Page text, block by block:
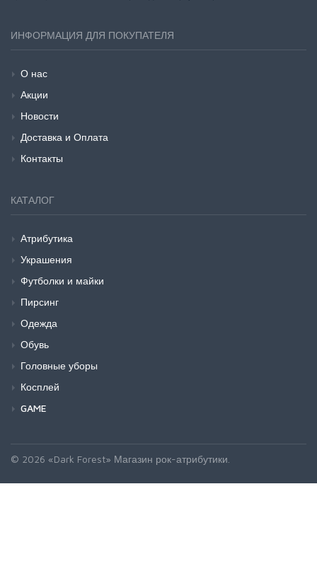
ИНФОРМАЦИЯ ДЛЯ ПОКУПАТЕЛЯ
О нас
Акции
Новости
Доставка и Оплата
Контакты
КАТАЛОГ
Атрибутика
Украшения
Футболки и майки
Пирсинг
Одежда
Обувь
Головные уборы
Косплей
GAME
© 2026 «Dark Forest» Магазин рок-атрибутики.